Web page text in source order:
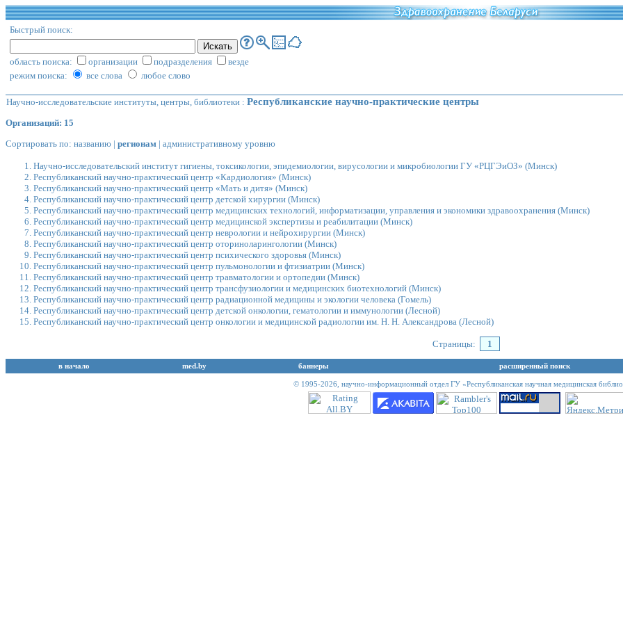
Быстрый поиск:
область поиска: организации подразделения
везде
режим поиска:
все слова любое слово
Научно-исследовательские институты, центры, библиотеки : Республиканские научно-практические центры
Организаций: 15
Сортировать по: названию | регионам | административному уровню
Научно-исследовательский институт гигиены, токсикологии, эпидемиологии, вирусологии и микробиологии ГУ «РЦГЭиОЗ» (Минск)
Республиканский научно-практический центр «Кардиология» (Минск)
Республиканский научно-практический центр «Мать и дитя» (Минск)
Республиканский научно-практический центр детской хирургии (Минск)
Республиканский научно-практический центр медицинских технологий, информатизации, управления и экономики здравоохранения (Минск)
Республиканский научно-практический центр медицинской экспертизы и реабилитации (Минск)
Республиканский научно-практический центр неврологии и нейрохирургии (Минск)
Республиканский научно-практический центр оториноларингологии (Минск)
Республиканский научно-практический центр психического здоровья (Минск)
Республиканский научно-практический центр пульмонологии и фтизиатрии (Минск)
Республиканский научно-практический центр травматологии и ортопедии (Минск)
Республиканский научно-практический центр трансфузиологии и медицинских биотехнологий (Минск)
Республиканский научно-практический центр радиационной медицины и экологии человека (Гомель)
Республиканский научно-практический центр детской онкологии, гематологии и иммунологии (Лесной)
Республиканский научно-практический центр онкологии и медицинской радиологии им. Н. Н. Александрова (Лесной)
Страницы: 1
в начало med.by баннеры расширенный поиск
© 1995-2026, научно-информационный отдел ГУ «Республиканская научная медицинская